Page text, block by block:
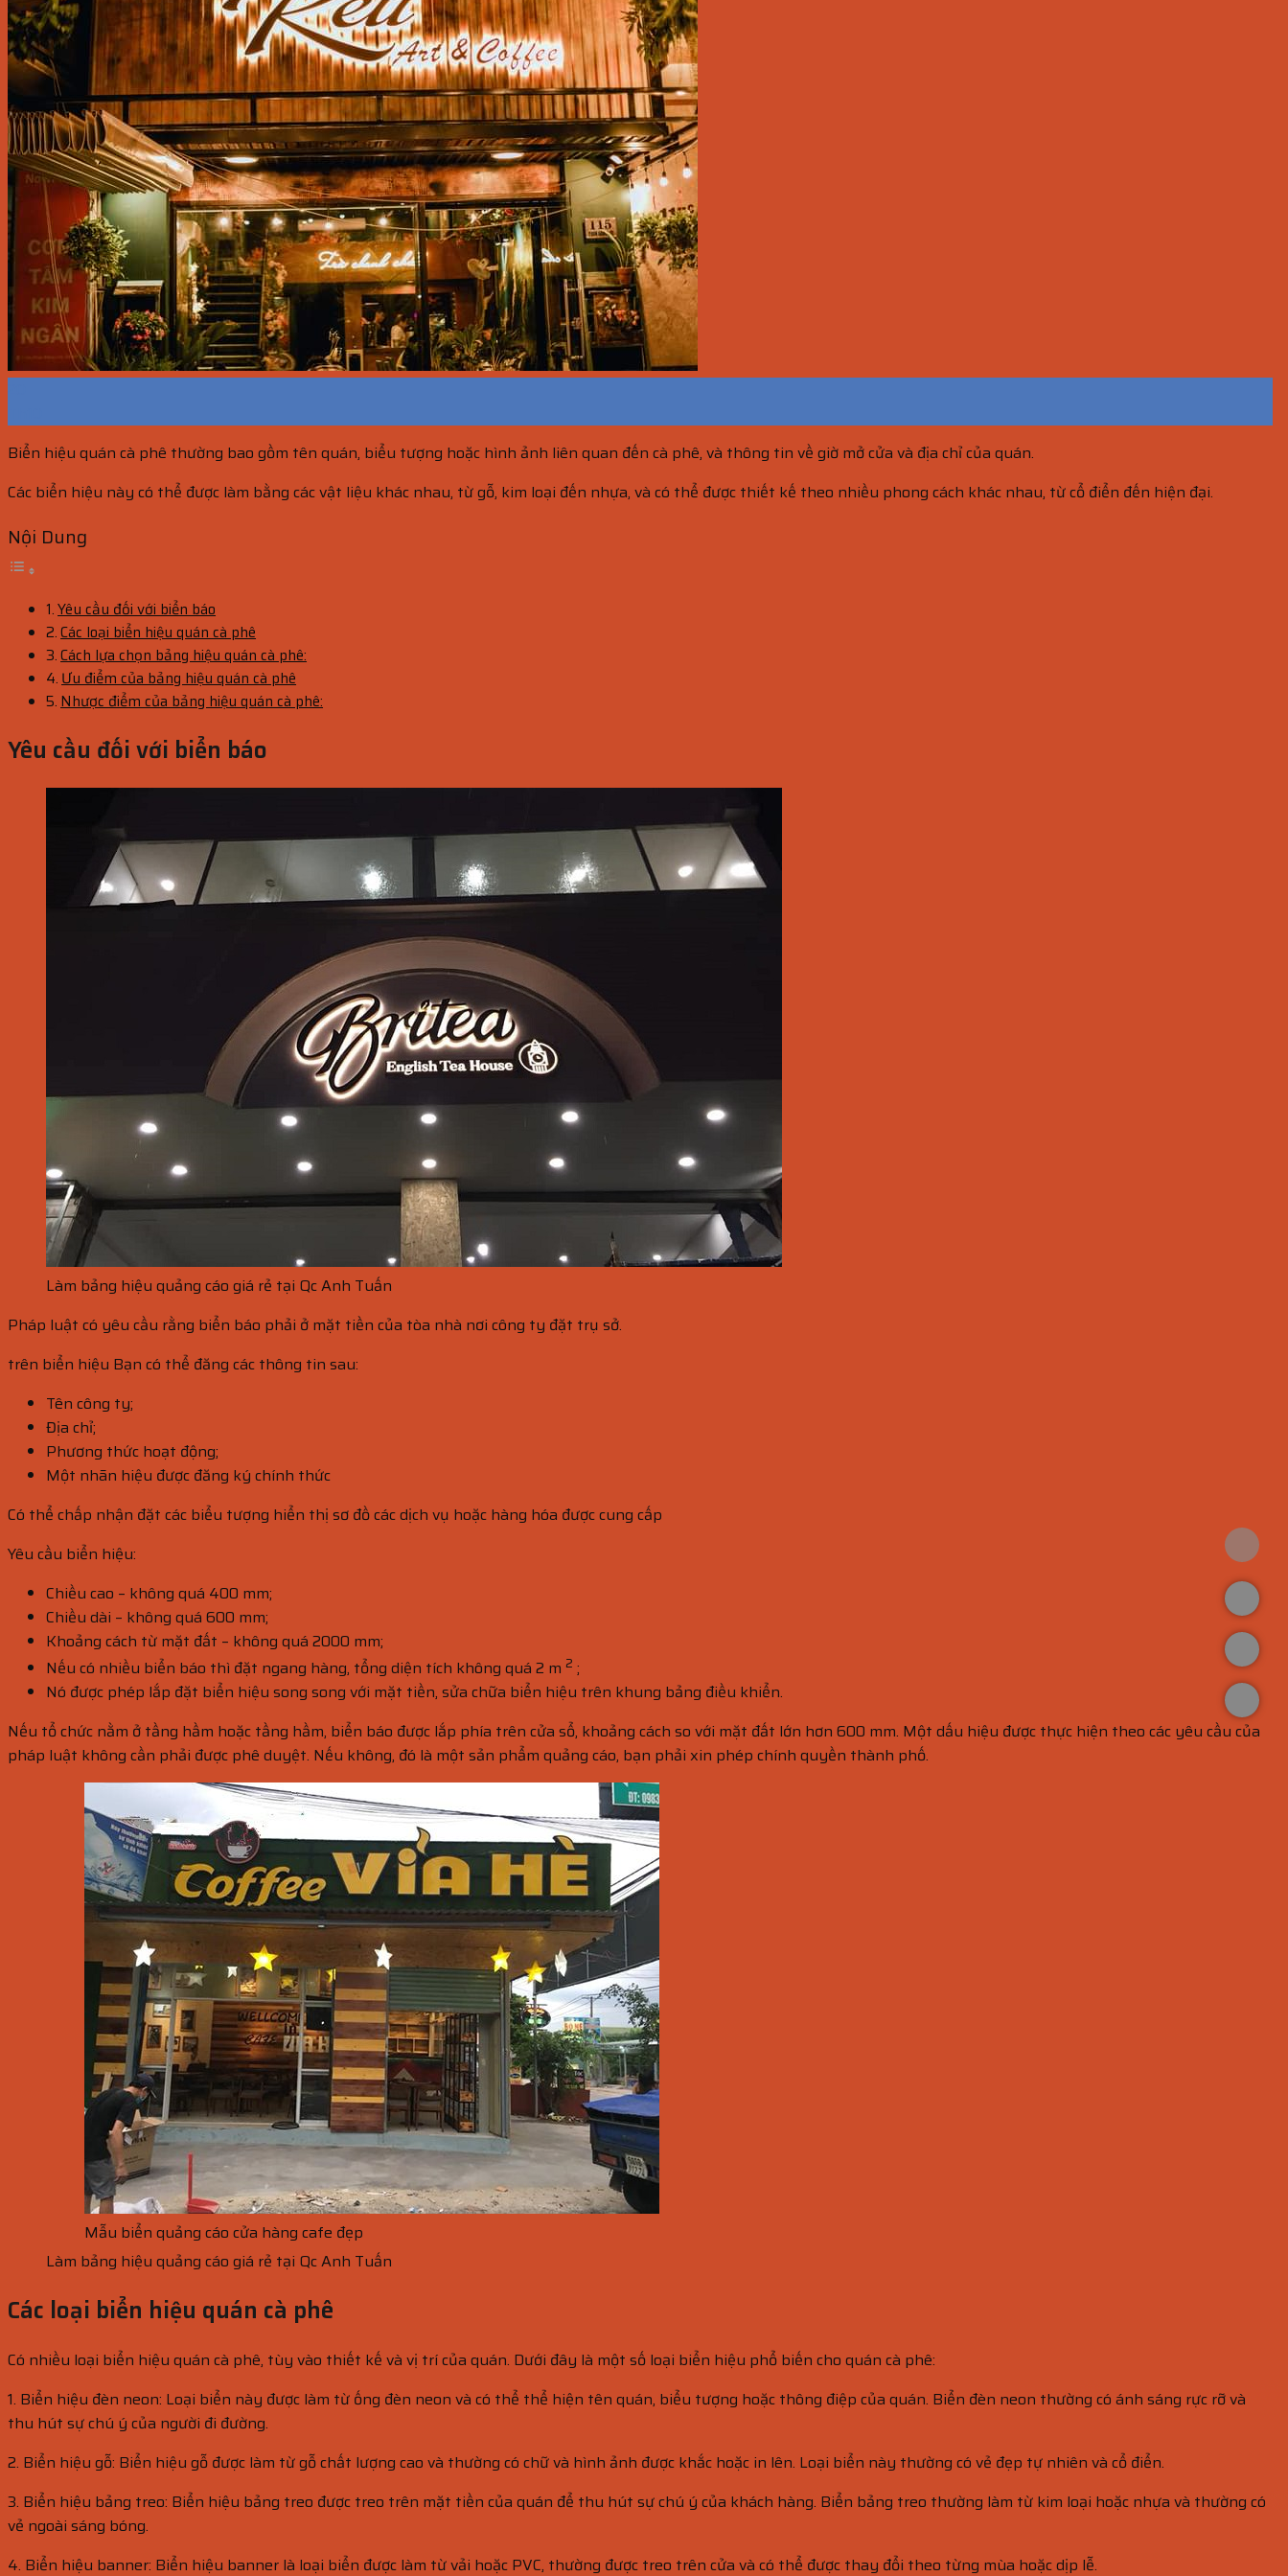
Biển hiệu quán cà phê thường bao gồm tên quán, biểu tượng hoặc hình ảnh liên quan đến cà phê, và thông tin về giờ mở cửa và địa chỉ của quán.
Các biển hiệu này có thể được làm bằng các vật liệu khác nhau, từ gỗ, kim loại đến nhựa, và có thể được thiết kế theo nhiều phong cách khác nhau, từ cổ điển đến hiện đại.
Nội Dung
Yêu cầu đối với biển báo
Các loại biển hiệu quán cà phê
Cách lựa chọn bảng hiệu quán cà phê:
Ưu điểm của bảng hiệu quán cà phê
Nhược điểm của bảng hiệu quán cà phê:
Yêu cầu đối với biển báo
Làm bảng hiệu quảng cáo giá rẻ tại Qc Anh Tuấn
Pháp luật có yêu cầu rằng biển báo phải ở mặt tiền của tòa nhà nơi công ty đặt trụ sở.
trên biển hiệu Bạn có thể đăng các thông tin sau:
Tên công ty;
Địa chỉ;
Phương thức hoạt động;
Một nhãn hiệu được đăng ký chính thức
Có thể chấp nhận đặt các biểu tượng hiển thị sơ đồ các dịch vụ hoặc hàng hóa được cung cấp
Yêu cầu biển hiệu:
Chiều cao – không quá 400 mm;
Chiều dài – không quá 600 mm;
Khoảng cách từ mặt đất – không quá 2000 mm;
Nếu có nhiều biển báo thì đặt ngang hàng, tổng diện tích không quá 2 m 2 ;
Nó được phép lắp đặt biển hiệu song song với mặt tiền, sửa chữa biển hiệu trên khung bảng điều khiển.
Nếu tổ chức nằm ở tầng hầm hoặc tầng hầm, biển báo được lắp phía trên cửa sổ, khoảng cách so với mặt đất lớn hơn 600 mm. Một dấu hiệu được thực hiện theo các yêu cầu của
pháp luật không cần phải được phê duyệt. Nếu không, đó là một sản phẩm quảng cáo, bạn phải xin phép chính quyền thành phố.
Mẫu biển quảng cáo cửa hàng cafe đẹp
Làm bảng hiệu quảng cáo giá rẻ tại Qc Anh Tuấn
Các loại biển hiệu quán cà phê
Có nhiều loại biển hiệu quán cà phê, tùy vào thiết kế và vị trí của quán. Dưới đây là một số loại biển hiệu phổ biến cho quán cà phê:
1. Biển hiệu đèn neon: Loại biển này được làm từ ống đèn neon và có thể thể hiện tên quán, biểu tượng hoặc thông điệp của quán. Biển đèn neon thường có ánh sáng rực rỡ và
thu hút sự chú ý của người đi đường.
2. Biển hiệu gỗ: Biển hiệu gỗ được làm từ gỗ chất lượng cao và thường có chữ và hình ảnh được khắc hoặc in lên. Loại biển này thường có vẻ đẹp tự nhiên và cổ điển.
3. Biển hiệu bảng treo: Biển hiệu bảng treo được treo trên mặt tiền của quán để thu hút sự chú ý của khách hàng. Biển bảng treo thường làm từ kim loại hoặc nhựa và thường có
vẻ ngoài sáng bóng.
4. Biển hiệu banner: Biển hiệu banner là loại biển được làm từ vải hoặc PVC, thường được treo trên cửa và có thể được thay đổi theo từng mùa hoặc dịp lễ.